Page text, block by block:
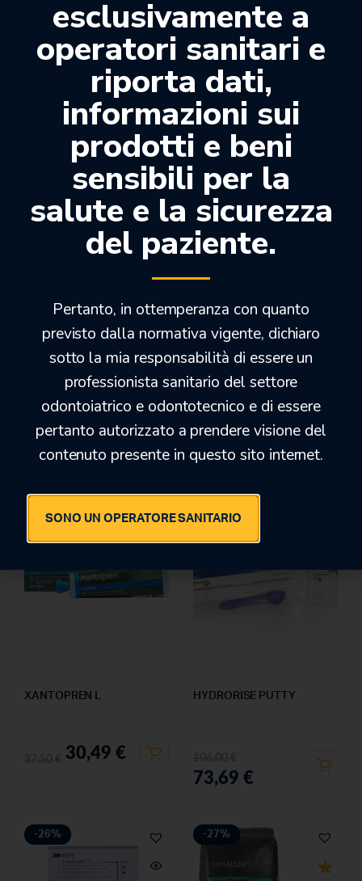
Attacco rapido NSK a 6 fori in fibra ottica.
Confezione: 1pz.
Prodotti correlati
KROMOPAN
6,50€
HYDRORISE LIGHT
63,50 43,00€
-19%
XANTOPREN L
30,49 €
-31%
HYDRORISE PUTTY
73,69 €
-26% -27%
esclusivamente a
operatori sanitari e
riporta dati,
informazioni sui
prodotti e beni
sensibili per la
salute e la sicurezza
del paziente.
Pertanto, in ottemperanza con quanto
previsto dalla normativa vigente, dichiaro
sotto la mia responsabilità di essere un
professionista sanitario del settore
odontoiatrico e odontotecnico e di essere
pertanto autorizzato a prendere visione del
contenuto presente in questo sito internet.
SONO UN OPERATORE SANITARIO